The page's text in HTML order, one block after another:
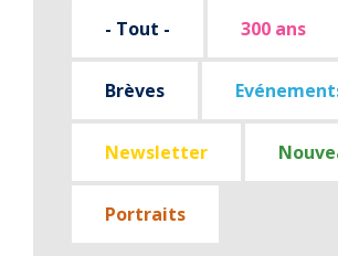
- Tout - 300 ans
Brèves
Newsletter
Portraits